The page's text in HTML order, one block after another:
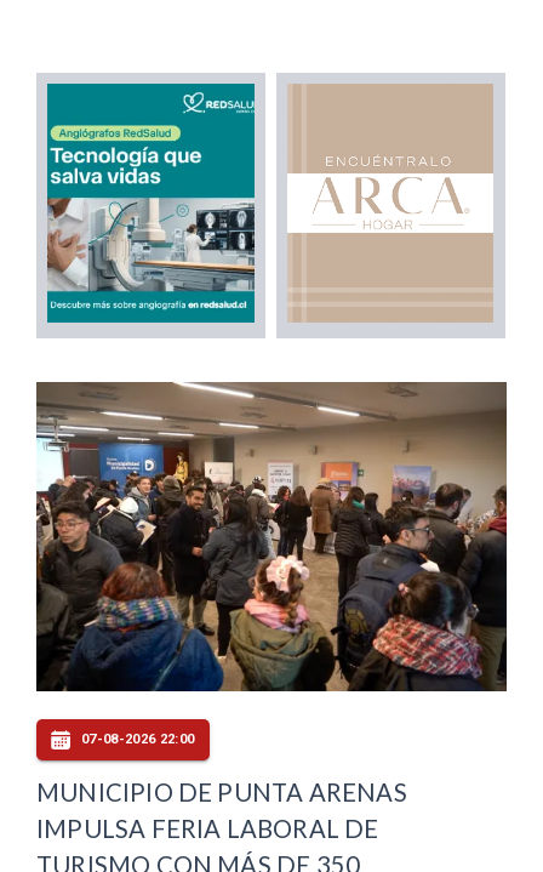
07-08-2026 22:00
MUNICIPIO DE PUNTA ARENAS
IMPULSA FERIA LABORAL DE
TURISMO CON MÁS DE 350